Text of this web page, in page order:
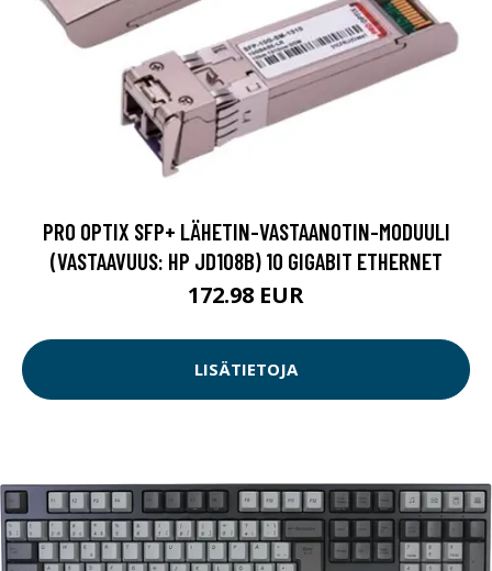
PRO OPTIX SFP+ LÄHETIN-VASTAANOTIN-MODUULI
(VASTAAVUUS: HP JD108B) 10 GIGABIT ETHERNET
172.98 EUR
LISÄTIETOJA